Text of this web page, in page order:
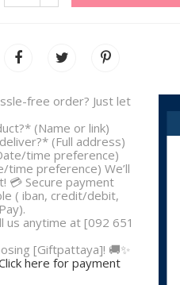
free order? Just let
(Name or link)
(Full address)
time preference)
time preference) We’ll
💳 Secure payment
( iban, credit/debit,
us anytime at [092 651
[Giftpattaya]! 🚚✨
here for payment